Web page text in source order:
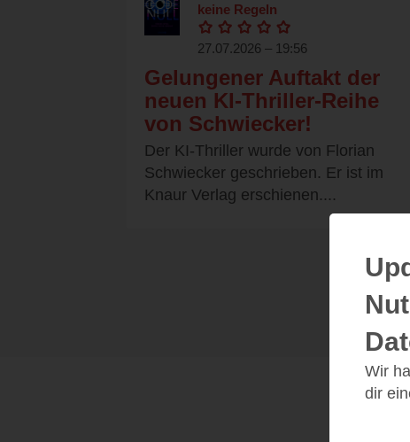
keine Regeln
27.07.2026 – 19:56
Gelungener Auftakt der
neuen KI-Thriller-Reihe
von Schwiecker!
Der KI-Thriller wurde von Florian
Schwiecker geschrieben. Er ist im
Knaur Verlag erschienen....
Wir
dir